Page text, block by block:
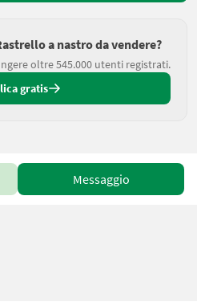
a nastro da vendere?
oltre 545.000 utenti registrati.
gratis
Messaggio